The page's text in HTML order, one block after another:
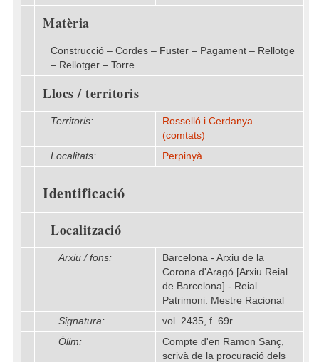
Matèria
Construcció – Cordes – Fuster – Pagament – Rellotge
– Rellotger – Torre
Llocs / territoris
Territoris:
Rosselló i Cerdanya
(comtats)
Localitats:
Perpinyà
Identificació
Localització
Arxiu / fons:
Barcelona - Arxiu de la
Corona d'Aragó [Arxiu Reial
de Barcelona] - Reial
Patrimoni: Mestre Racional
Signatura:
vol. 2435, f. 69r
Òlim:
Compte d'en Ramon Sanç,
scrivà de la procuració dels